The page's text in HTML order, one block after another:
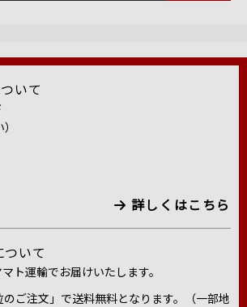
いて
詳しくはこちら
いて
ト運輸でお届けいたします。
ご注文」で送料無料となります。（一部地